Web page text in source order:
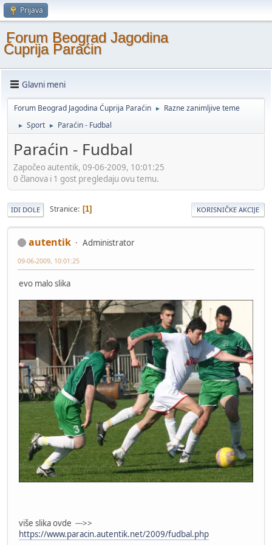
Prijava
Forum Beograd Jagodina
Ćuprija Paraćin
Glavni meni
Forum Beograd Jagodina Ćuprija Paraćin ► Razne zanimljive teme
► Sport ► Paraćin - Fudbal
Paraćin - Fudbal
Započeo autentik, 09-06-2009, 10:01:25
0 članova i 1 gost pregledaju ovu temu.
IDI DOLE Stranice 1 KORISNIČKE AKCIJE
autentik Administrator
09-06-2009, 10:01:25
evo malo slika
više slika ovde --->>
https://www.paracin.autentik.net/2009/fudbal.php